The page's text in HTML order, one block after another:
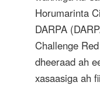
Horumarinta
DARPA
Challenge
dheeraad ah
xasaasiga ah